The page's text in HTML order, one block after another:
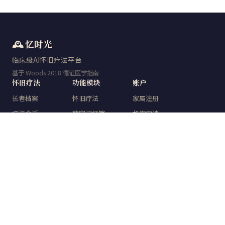
🕰️ 忆时光
临床级AI怀旧疗法平台
基于 Woods 2018 循证医学指南
怀旧疗法
长者档案
疗法会话
功能模块
怀旧疗法
数字记忆馆
账户
家属注册
机构申请